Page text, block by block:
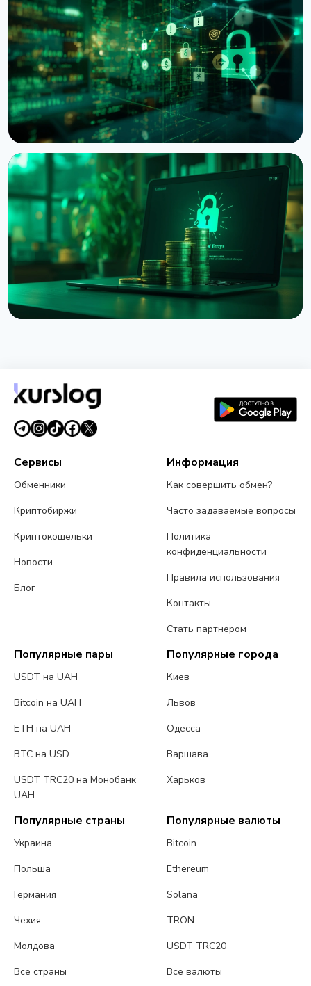
Нападения на владельцев криптовалюты:
Chainalysis насчитала $30 млн убытков за
полгода
6 августа 2026 г.4 мин чтения
НОВОСТЬ
Bitcoin Red Team: ИИ нашёл 4962 уязвимости в
Bitcoin-проектах за 30 часов
6 августа 2026 г.5 мин чтения
3 августа 2026 г.5 мин чтения
Сервисы
Обменники
Криптобиржи
Криптокошельки
Новости
Блог
Информация
Как совершить обмен?
Часто задаваемые вопросы
Политика
конфиденциальности
Правила использования
Контакты
Стать партнером
Популярные пары
USDT на UAH
Bitcoin на UAH
ETH на UAH
BTC на USD
USDT TRC20 на Монобанк
UAH
Популярные города
Киев
Львов
Одесса
Варшава
Харьков
Популярные страны
Украина
Польша
Германия
Чехия
Молдова
Все страны
Популярные валюты
Bitcoin
Ethereum
Solana
TRON
USDT TRC20
Все валюты